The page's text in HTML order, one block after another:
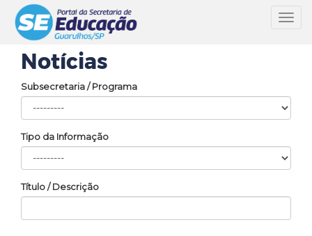
Notícias
Subsecretaria / Programa
Tipo da Informação
Título / Descrição